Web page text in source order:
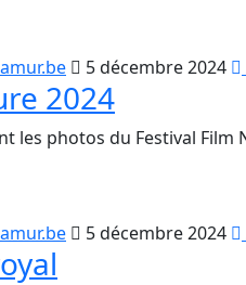
5 décembre 2024
2024
les photos du Festival Film
5 décembre 2024